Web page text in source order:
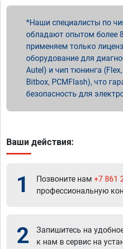
Наши специалисты по
обладают опытом более
применяем только
оборудование для
Autel) и чип тюнинга
Bitbox, PCMFlash), что
безопасность для
Ваши действия:
1 Позвоните нам +7 861
профессиональную
2
Запишитесь на
к нам в сервис на